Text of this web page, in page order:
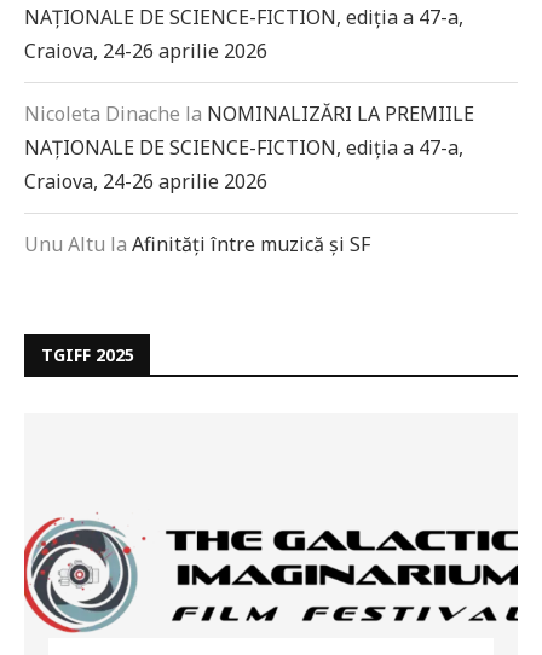
NAȚIONALE DE SCIENCE-FICTION, ediția a 47-a,
Craiova, 24-26 aprilie 2026
Nicoleta Dinache la NOMINALIZĂRI LA PREMIILE
NAȚIONALE DE SCIENCE-FICTION, ediția a 47-a,
Craiova, 24-26 aprilie 2026
Unu Altu la Afinități între muzică și SF
TGIFF 2025